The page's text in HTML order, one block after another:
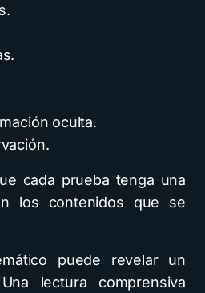
oculta.
cada prueba tenga una
los contenidos que se
puede revelar un
lectura comprensiva